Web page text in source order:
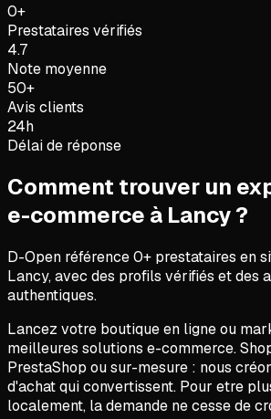
0+
Prestataires vérifiés
4.7
Note moyenne
50+
Avis clients
24h
Délai de réponse
Comment trouver un
e-commerce à Lancy?
D-Open référence0+ prestataires en
Lancy, avec des profils vérifiés et des
authentiques.
Lancez votre boutique en ligne ou
meilleures solutions e-commerce.
PrestaShop ou sur-mesure : nous
d'achat qui convertissent. Pour etre
localement, la demande ne cesse de